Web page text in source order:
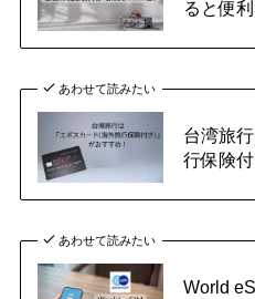
ると便
あわせて読みたい
台湾旅
行保険
あわせて読みたい
World